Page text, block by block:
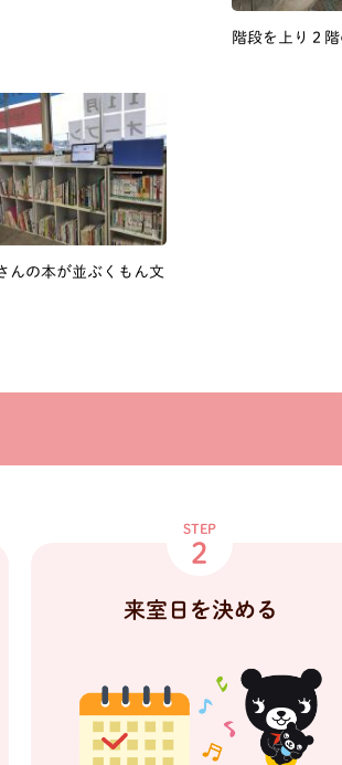
階段を上り２
んの本が並ぶくもん文
STEP
2
来室日を決める